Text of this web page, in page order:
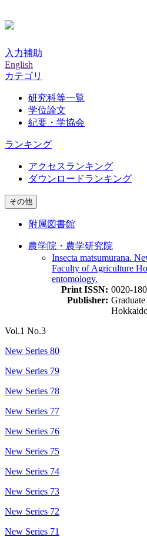
入力補助
English
カテゴリ
研究科等一覧
学位論文
紀要・学協会
ランキング
アクセスランキング
ダウンロードランキング
その他
附属図書館
農学院・農学研究院
Insecta matsumurana.
Faculty of Agriculture
entomology.
Print ISSN: 0020-
Publisher:
Vol.1 No.3
New Series 80
New Series 79
New Series 78
New Series 77
New Series 76
New Series 75
New Series 74
New Series 73
New Series 72
New Series 71